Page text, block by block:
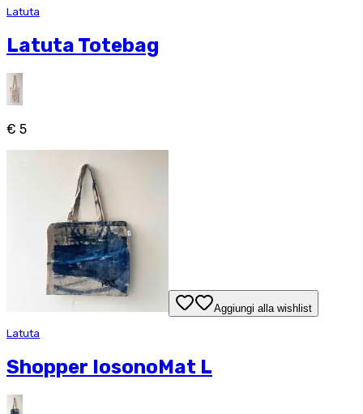
Latuta
Latuta Totebag
€ 5
Aggiungi alla wishlist
Latuta
Shopper IosonoMat L